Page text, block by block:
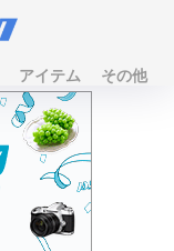
アイテム その他